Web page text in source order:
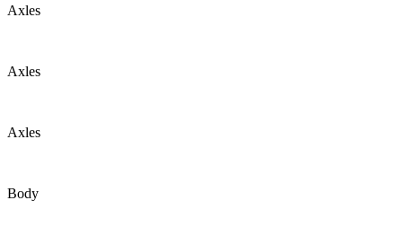
Axles
Axles
Axles
Body